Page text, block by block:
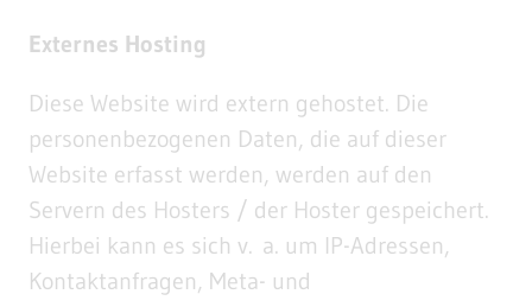
Externes Hosting
Diese Website wird extern gehostet. Die
personenbezogenen Daten, die auf dieser
Website erfasst werden, werden auf den
Servern des Hosters / der Hoster gespeichert.
Hierbei kann es sich v. a. um IP-Adressen,
Kontaktanfragen, Meta- und